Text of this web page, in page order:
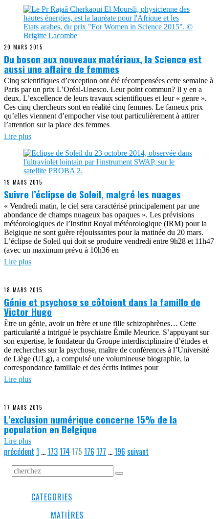
20 MARS 2015
Du boson aux nouveaux matériaux, la Science est
aussi une affaire de femmes
Cinq scientifiques d’exception ont été récompensées cette semaine à
Paris par un prix L’Oréal-Unesco. Leur point commun? Il y en a
deux. L’excellence de leurs travaux scientifiques et leur « genre ».
Ces cinq chercheurs sont en réalité cinq femmes. Le fameux prix
qu’elles viennent d’empocher vise tout particulièrement à attirer
l’attention sur la place des femmes
Lire plus
19 MARS 2015
Suivre l’éclipse de Soleil, malgré les nuages
« Vendredi matin, le ciel sera caractérisé principalement par une
abondance de champs nuageux bas opaques ». Les prévisions
météorologiques de l’Institut Royal météorologique (IRM) pour la
Belgique ne sont guère réjouissantes pour la matinée du 20 mars.
L’éclipse de Soleil qui doit se produire vendredi entre 9h28 et 11h47
(avec un maximum prévu à 10h36 en
Lire plus
18 MARS 2015
Génie et psychose se côtoient dans la famille de
Victor Hugo
Être un génie, avoir un frère et une fille schizophrènes… Cette
particularité a intrigué le psychiatre Émile Meurice. S’appuyant sur
son expertise, le fondateur du Groupe interdisciplinaire d’études et
de recherches sur la psychose, maître de conférences à l’Université
de Liège (ULg), a compulsé une volumineuse biographie, la
correspondance familiale et des écrits intimes pour
Lire plus
17 MARS 2015
L’exclusion numérique concerne 15% de la
population en Belgique
Lire plus
précédent 1 …173174 175 176 177 …196 suivant
CATEGORIES
MATIÈRES